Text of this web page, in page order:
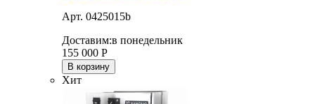
Арт. 0425015b
Доставим:в понедельник
155 000 Р
В корзину
Хит